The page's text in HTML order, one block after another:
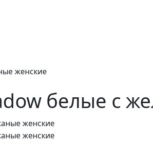
женские
белые с